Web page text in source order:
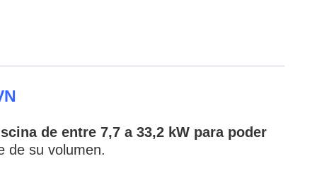
de entre 7,7 a 33,2 kW para poder
de su volumen.